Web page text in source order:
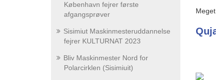
København fejrer første
afgangsprøver
Sisimiut Maskinmesteruddannelse
fejrer KULTURNAT 2023
Bliv Maskinmester Nord for
Polarcirklen (Sisimiuit)